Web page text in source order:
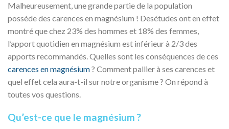
Malheureusement, une grande partie de la population
possède des carences en magnésium ! Desétudes ont en effet
montré que chez 23% des hommes et 18% des femmes,
l’apport quotidien en magnésium est inférieur à 2/3 des
apports recommandés. Quelles sont les conséquences de ces
carences en magnésium? Comment pallier à ses carences et
quel effet cela aura-t-il sur notre organisme ? On répond à
toutes vos questions.
Qu’est-ce que le magnésium ?